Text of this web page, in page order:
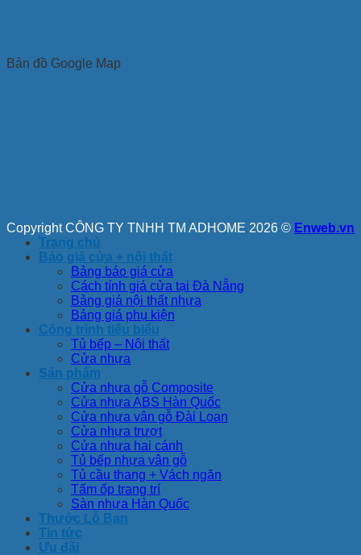
Bản đồ Google Map
Copyright CÔNG TY TNHH TM ADHOME 2026 © Enweb.vn
Trang chủ
Báo giá cửa + nội thất
Bảng báo giá cửa
Cách tính giá cửa tại Đà Nẵng
Bảng giá nội thất nhựa
Bảng giá phụ kiện
Công trình tiêu biểu
Tủ bếp – Nội thất
Cửa nhựa
Sản phẩm
Cửa nhựa gỗ Composite
Cửa nhựa ABS Hàn Quốc
Cửa nhựa vân gỗ Đài Loan
Cửa nhựa trượt
Cửa nhựa hai cánh
Tủ bếp nhựa vân gỗ
Tủ cầu thang + Vách ngăn
Tấm ốp trang trí
Sàn nhựa Hàn Quốc
Thước Lỗ Ban
Tin tức
Ưu đãi